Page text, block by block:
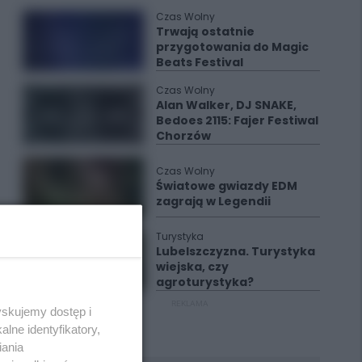
Czas Wolny
Trwają ostatnie
przygotowania do Magic
Beats Festival
Czas Wolny
Alan Walker, DJ SNAKE,
Bedoes 2115: Fajer Festiwal
Chorzów
Czas Wolny
Światowe gwiazdy EDM
zagrają w Legendii
Turystyka
Lubelszczyzna. Turystyka
wiejska, czy
agroturystyka?
dostęp i
identyfikatory,